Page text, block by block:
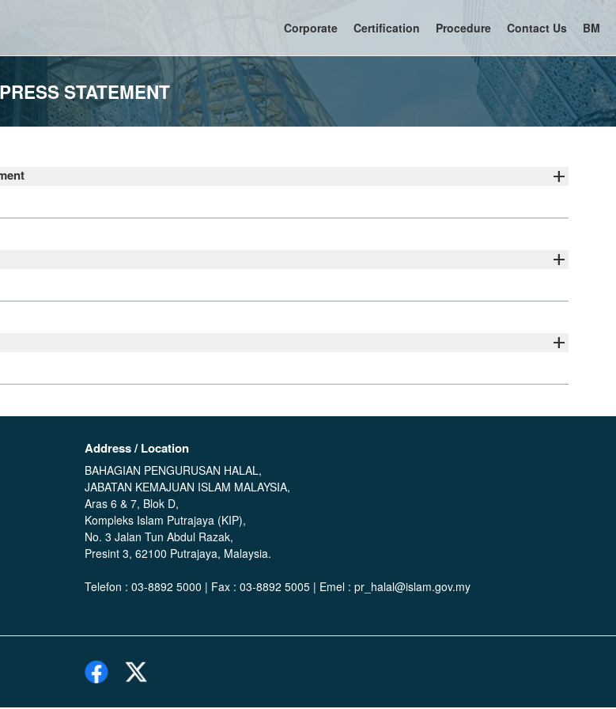
Corporate Certification Procedure Contact Us BM
PRESS STATEMENT
add
add
add
Address / Location
BAHAGIAN PENGURUSAN HALAL,
JABATAN KEMAJUAN ISLAM MALAYSIA,
Aras 6 & 7, Blok D,
Kompleks Islam Putrajaya (KIP),
No. 3 Jalan Tun Abdul Razak,
Presint 3, 62100 Putrajaya, Malaysia.
Telefon : 03-8892 5000 | Fax : 03-8892 5005 | Emel : pr_halal@islam.gov.my